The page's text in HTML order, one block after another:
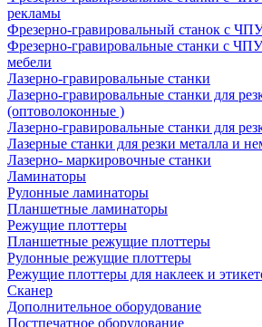
рекламы
Фрезерно-гравировальный станок с
Фрезерно-гравировальные станки с
мебели
Лазерно-гравировальные станки
Лазерно-гравировальные станки для
(оптоволоконные )
Лазерно-гравировальные станки для
Лазерные станки для резки металла и
Лазерно- маркировочные станки
Ламинаторы
Рулонные ламинаторы
Планшетные ламинаторы
Режущие плоттеры
Планшетные режущие плоттеры
Рулонные режущие плоттеры
Режущие плоттеры для наклеек и
Сканер
Дополнительное оборудование
Постпечатное оборудование